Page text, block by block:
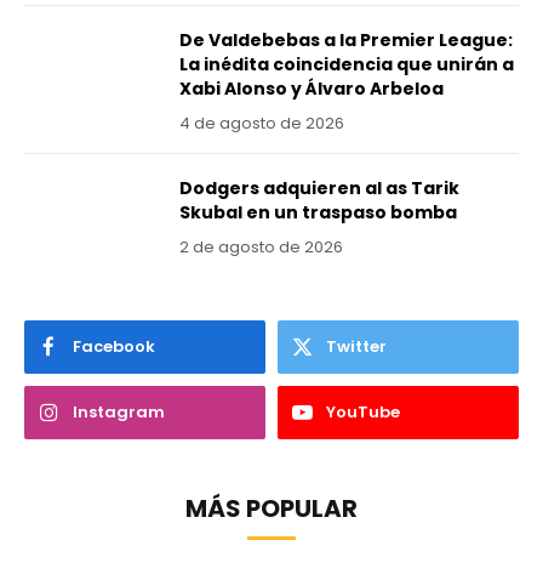
De Valdebebas a la Premier League:
La inédita coincidencia que unirán a
Xabi Alonso y Álvaro Arbeloa
4 de agosto de 2026
Dodgers adquieren al as Tarik
Skubal en un traspaso bomba
2 de agosto de 2026
Facebook Twitter
Instagram YouTube
MÁS POPULAR